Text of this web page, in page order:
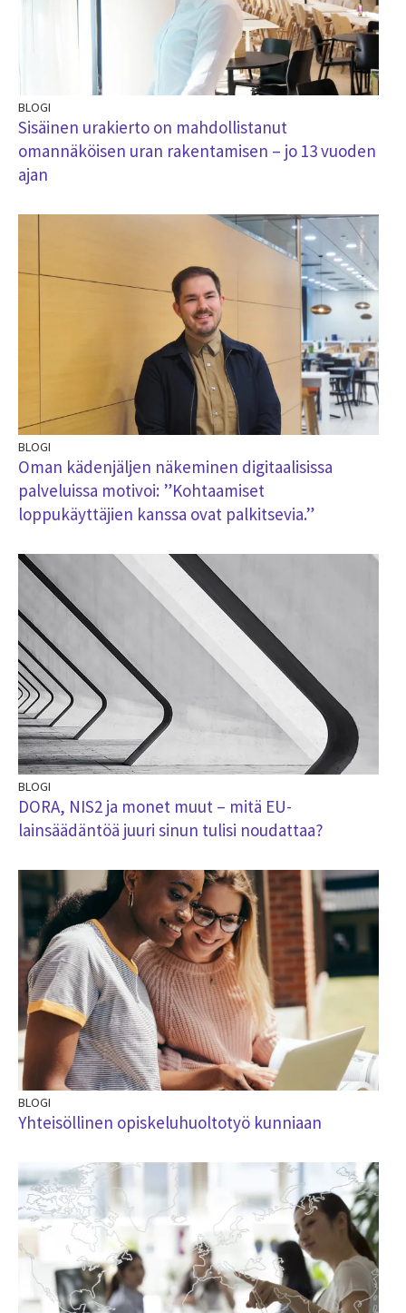
BLOGI
Sisäinen urakierto on mahdollistanut
omannäköisen uran rakentamisen – jo 13 vuoden
ajan
BLOGI
Oman kädenjäljen näkeminen digitaalisissa
palveluissa motivoi: ”Kohtaamiset
loppukäyttäjien kanssa ovat palkitsevia.”
BLOGI
DORA, NIS2 ja monet muut – mitä EU-
lainsäädäntöä juuri sinun tulisi noudattaa?
BLOGI
Yhteisöllinen opiskeluhuoltotyö kunniaan